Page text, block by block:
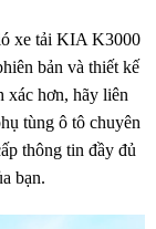
xe tải KIA K3000
bản và thiết kế
xác hơn, hãy liên
tùng ô tô chuyên
thông tin đầy đủ
bạn.